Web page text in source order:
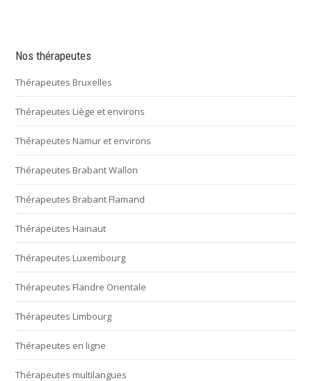
Nos thérapeutes
Thérapeutes Bruxelles
Thérapeutes Liège et environs
Thérapeutes Namur et environs
Thérapeutes Brabant Wallon
Thérapeutes Brabant Flamand
Thérapeutes Hainaut
Thérapeutes Luxembourg
Thérapeutes Flandre Orientale
Thérapeutes Limbourg
Thérapeutes en ligne
Thérapeutes multilangues